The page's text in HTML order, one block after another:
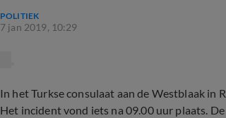
POLITIEK
7 jan 2019, 10:29
In het Turkse consulaat aan de Westblaak in
Het incident vond iets na 09.00 uur plaats.